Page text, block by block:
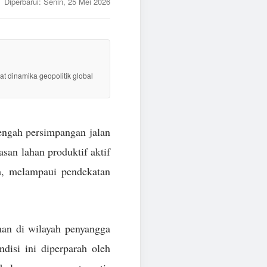
dinamika geopolitik global
persimpangan jalan
lahan produktif aktif
melampaui pendekatan
di wilayah penyangga
ini diperparah oleh